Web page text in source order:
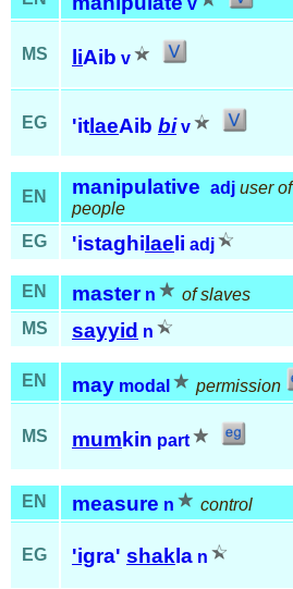
v
MS liAib v
EG 'it laeAib bi v
EN manipulative adj user of
people
EG
'istaghi lae li adj
EN master n
of slaves
MS
sayyid n
EN may modal permission
MS mum kin part
EN measure n control
EG 'igra' shak la n